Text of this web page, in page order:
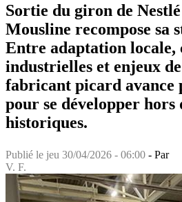
Sortie du giron de Nestlé
Mousline recompose sa
Entre adaptation locale,
industrielles et enjeux
fabricant picard avance
pour se développer hors
historiques.
Publié le jeu 30/04/2026 - 06:00 - Par
V. F.